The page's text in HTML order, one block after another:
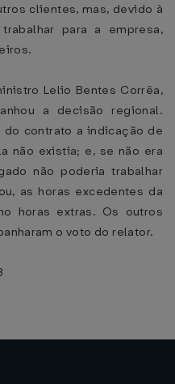
clientes, mas, devido à
para a empresa,
Lelio Bentes Corrêa,
a decisão regional.
do contrato a indicação de
não existia; e, se não era
não poderia trabalhar
as horas excedentes da
horas extras. Os outros
o voto do relator.